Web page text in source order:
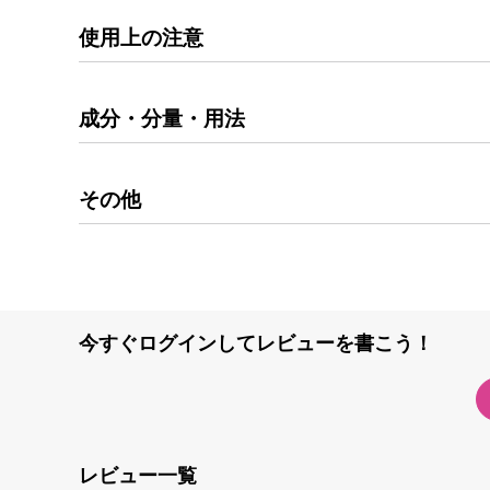
使用上の注意
成分・分量・用法
その他
今すぐログインしてレビューを書こう！
レビュー一覧